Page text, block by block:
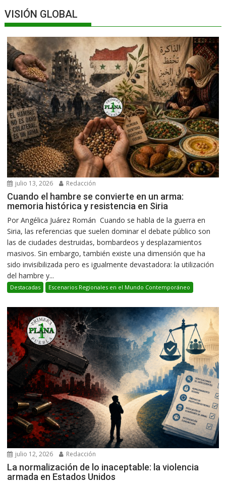
VISIÓN GLOBAL
julio 13, 2026 Redacción
Cuando el hambre se convierte en un arma:
memoria histórica y resistencia en Siria
Por Angélica Juárez Román Cuando se habla de la guerra en
Siria, las referencias que suelen dominar el debate público son
las de ciudades destruidas, bombardeos y desplazamientos
masivos. Sin embargo, también existe una dimensión que ha
sido invisibilizada pero es igualmente devastadora: la utilización
del hambre y...
Destacadas Escenarios Regionales en el Mundo Contemporáneo
julio 12, 2026 Redacción
La normalización de lo inaceptable: la violencia
armada en Estados Unidos